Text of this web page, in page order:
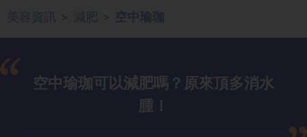
> >
空中瑜珈可以減肥嗎？原來頂多消水
腫！